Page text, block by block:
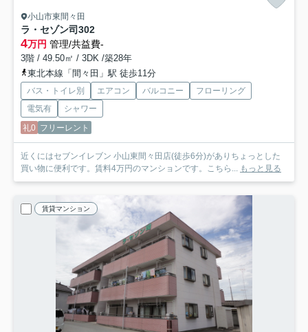
小山市東間々田
ラ・セゾン司302
4万円 管理/共益費-
3階 / 49.50㎡ / 3DK /築28年
東北本線「間々田」駅 徒歩11分
バス・トイレ別 エアコン バルコニー
フローリング
電気有
シャワー
礼0 フリーレント
近くにはセブンイレブン 小山東間々田店(徒歩6分)がありちょっとした
買い物に便利です。賃料4万円のマンションです。こちら... もっと見る
賃貸マンション